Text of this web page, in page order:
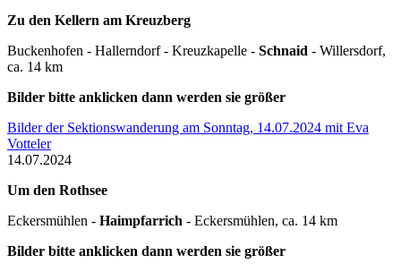
Zu den Kellern am Kreuzberg
Buckenhofen - Hallerndorf - Kreuzkapelle - Schnaid - Willersdorf,
ca. 14 km
Bilder bitte anklicken dann werden sie größer
Bilder der Sektionswanderung am Sonntag, 14.07.2024 mit Eva
Votteler
14.07.2024
Um den Rothsee
Eckersmühlen - Haimpfarrich - Eckersmühlen, ca. 14 km
Bilder bitte anklicken dann werden sie größer